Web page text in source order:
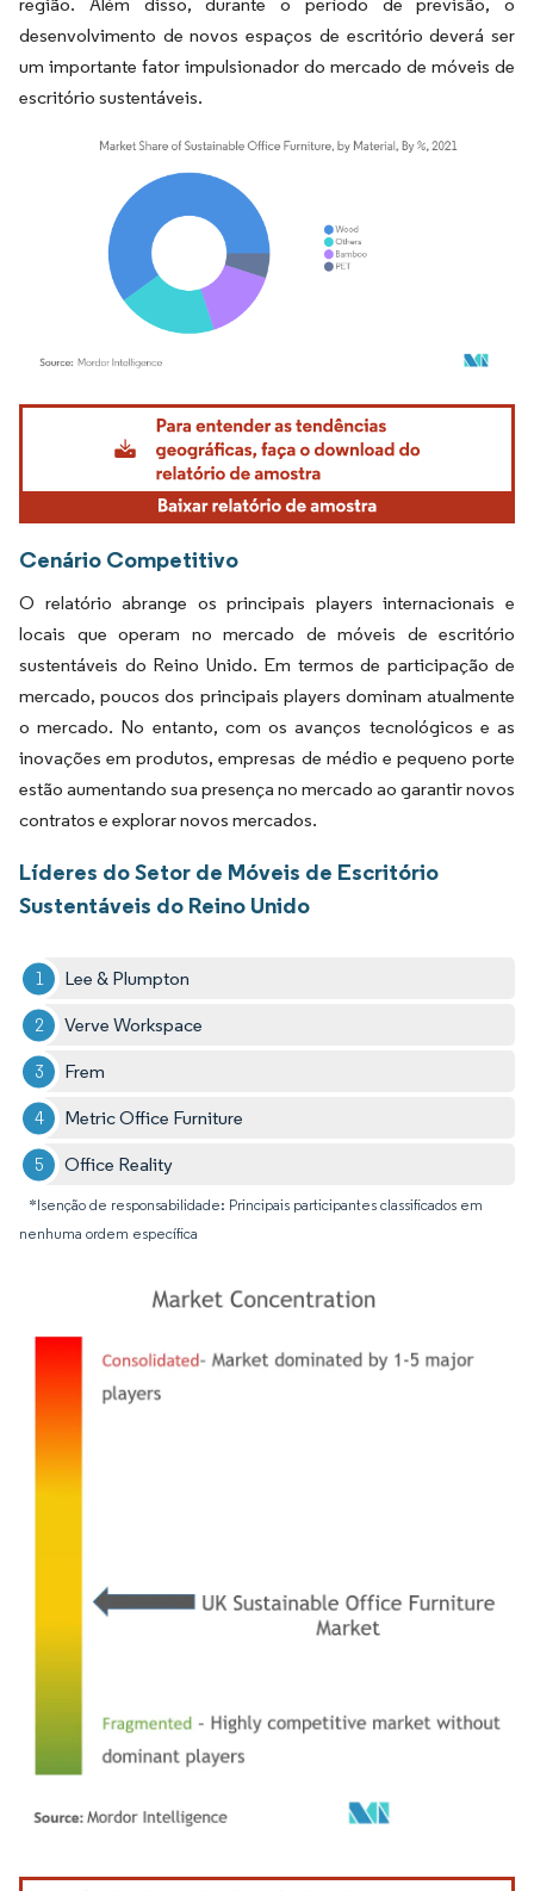
desenvolvimento de novos espaços de escritório deverá ser
um importante fator impulsionador do mercado de móveis de
escritório sustentáveis.
Imagem © Mordor Intelligence. O reuso requer atribuição conforme CC BY 4.0.
Cenário Competitivo
O relatório abrange os principais players internacionais e
locais que operam no mercado de móveis de escritório
sustentáveis do Reino Unido. Em termos de participação de
mercado, poucos dos principais players dominam atualmente
o mercado. No entanto, com os avanços tecnológicos e as
inovações em produtos, empresas de médio e pequeno porte
estão aumentando sua presença no mercado ao garantir novos
contratos e explorar novos mercados.
Líderes do Setor de Móveis de Escritório
Sustentáveis do Reino Unido
Lee & Plumpton
Verve Workspace
Frem
Metric Office Furniture
Office Reality
*Isenção de responsabilidade: Principais participantes classificados em
nenhuma ordem específica
Imagem © Mordor Intelligence. O reuso requer atribuição conforme CC BY 4.0.